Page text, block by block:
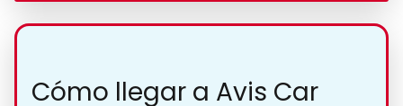
Cómo llegar a Avis Car